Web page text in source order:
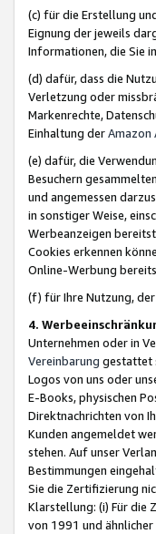
(c) für die Erstellung
Eignung der jeweils
Informationen, die Sie
(d) dafür, dass die
Verletzung oder
Markenrechte,
Einhaltung derAmazon
(e) dafür, die
Besuchern
und angemessen
in sonstiger Weise,
Werbeanzeigen
Cookies erkennen
Online-Werbung
(f) für Ihre Nutzung,
4.
Unternehmen oder in
Vereinbarung gestattet
Logos von uns oder
E-Books, physischen
Direktnachrichten von
Kunden angemeldet
stehen. Auf unser
Bestimmungen
Sie die Zertifizierung
Klarstellung: (i) Für die
von 1991 und